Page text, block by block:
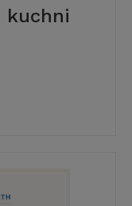
kuchni